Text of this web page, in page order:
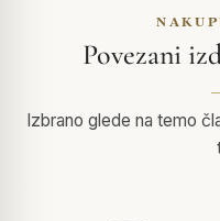
Povezani
Izbrano glede na temo